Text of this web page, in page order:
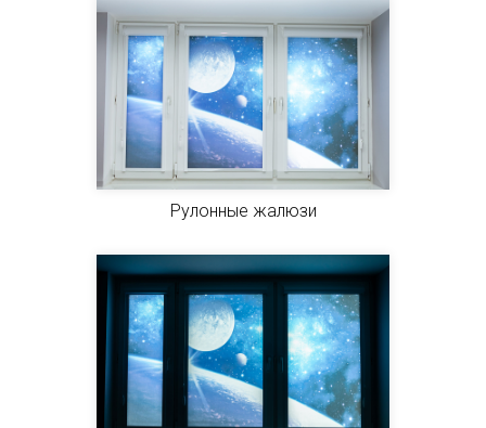
Рулонные жалюзи